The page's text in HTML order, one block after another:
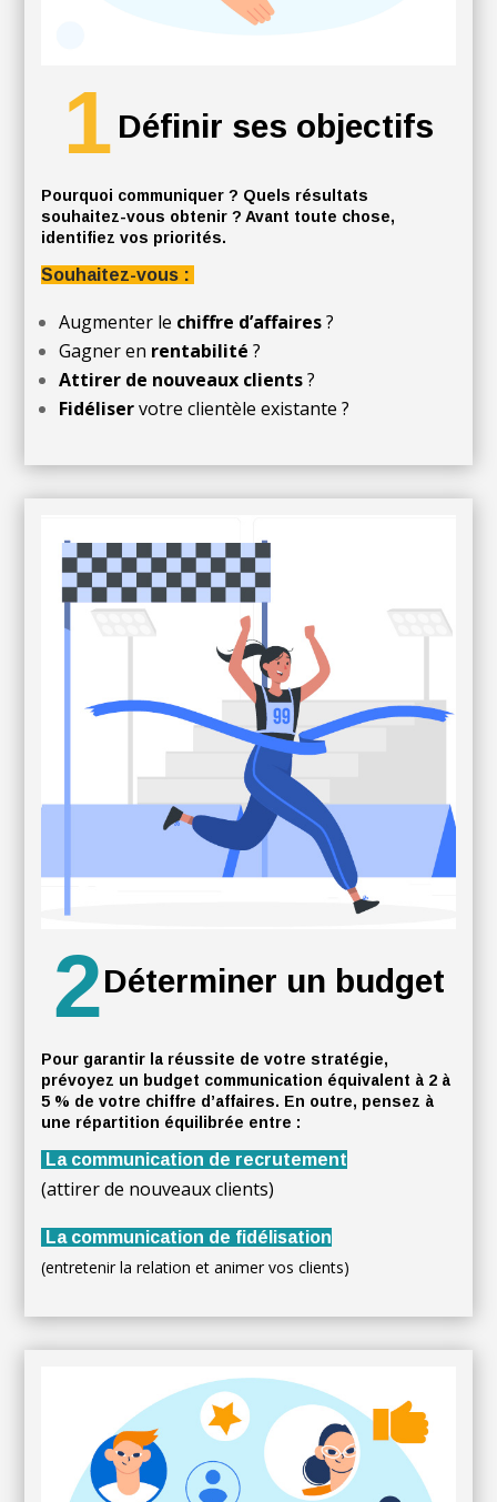
1 Définir ses objectifs
Pourquoi communiquer ? Quels résultats
souhaitez-vous obtenir ? Avant toute chose,
identifiez vos priorités.
Souhaitez-vous :
Augmenter le chiffre d’affaires?
Gagner en rentabilité ?
Attirer de nouveaux clients?
Fidéliservotre clientèle existante ?
2Déterminer un budget
Pour garantir la réussite de votre stratégie,
prévoyez un budget communication équivalent à 2 à
5 % de votre chiffre d’affaires. En outre, pensez à
une répartition équilibrée entre :
La communication de recrutement
(attirer de nouveaux clients)
La communication de fidélisation
(entretenir la relation et animer vos clients)